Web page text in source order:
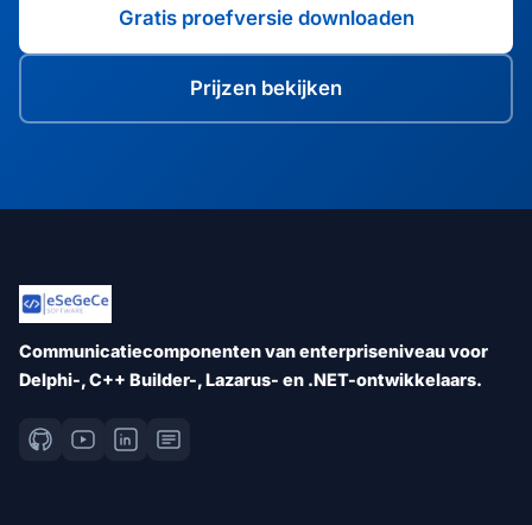
Gratis proefversie downloaden
Prijzen bekijken
Communicatiecomponenten van enterpriseniveau voor
Delphi-, C++ Builder-, Lazarus- en .NET-ontwikkelaars.